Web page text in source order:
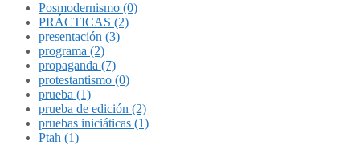
Posmodernismo (0)
PRÁCTICAS (2)
presentación (3)
programa (2)
propaganda (7)
protestantismo (0)
prueba (1)
prueba de edición (2)
pruebas iniciáticas (1)
Ptah (1)